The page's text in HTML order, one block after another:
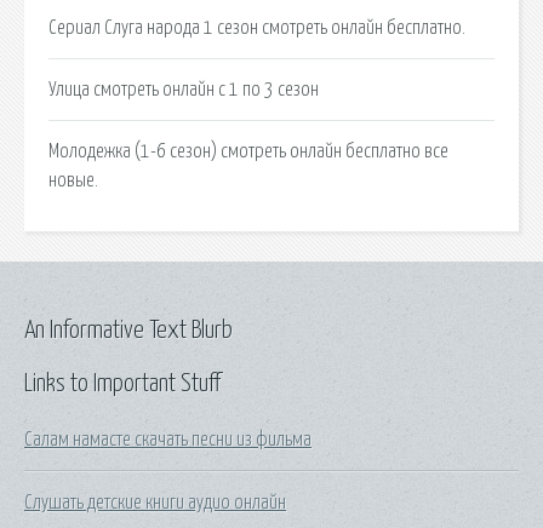
Сериал Слуга народа 1 сезон смотреть онлайн бесплатно.
Улица смотреть онлайн с 1 по 3 сезон
Молодежка (1-6 сезон) смотреть онлайн бесплатно все
новые.
Links to Important Stuff
Салам намасте скачать песни из фильма
Слушать детские книги аудио онлайн
An Informative Text Blurb